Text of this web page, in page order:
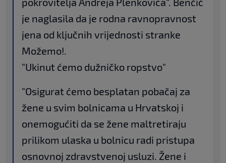
je naglasila da je rodna ravnopravnost
jena od ključnih vrijednosti stranke
Možemo!.
"Ukinut ćemo dužničko ropstvo"
"Osigurat ćemo besplatan pobačaj za
žene u svim bolnicama u Hrvatskoj i
onemogućiti da se žene maltretiraju
prilikom ulaska u bolnicu radi pristupa
osnovnoj zdravstvenoj usluzi. Žene i